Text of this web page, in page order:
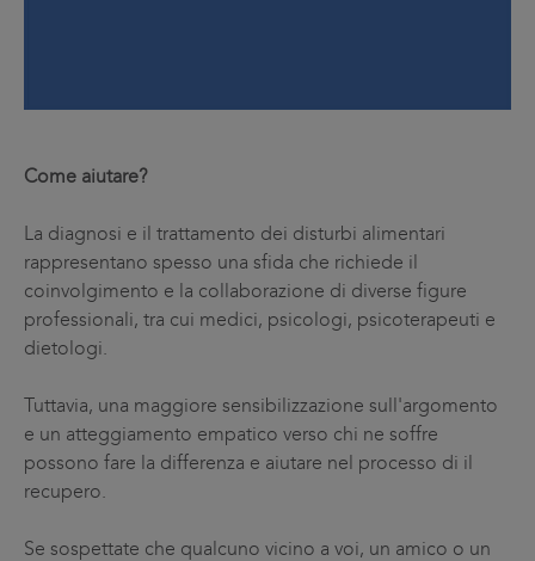
Come aiutare?
La diagnosi e il trattamento dei disturbi alimentari
rappresentano spesso una sfida che richiede il
coinvolgimento e la collaborazione di diverse figure
professionali, tra cui medici, psicologi, psicoterapeuti e
dietologi.
Tuttavia, una maggiore sensibilizzazione sull'argomento
e un atteggiamento empatico verso chi ne soffre
possono fare la differenza e aiutare nel processo di il
recupero.
Se sospettate che qualcuno vicino a voi, un amico o un